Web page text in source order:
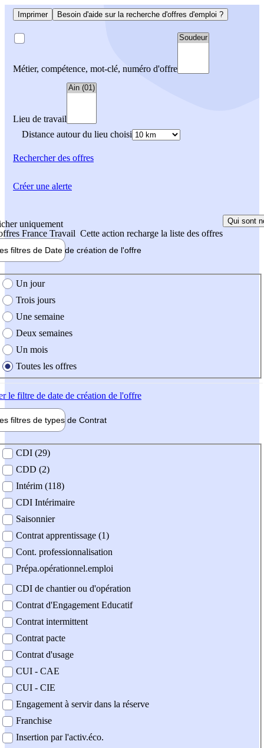
Imprimer Besoin d'aide sur la recherche d'offres d'emploi ?
Métier, compétence, mot-clé, numéro d'offre
Lieu de travail
Distance autour du lieu choisi
Rechercherdes offres
uniquement
France Travail Cette action recharge la liste des offres
Qui sont
filtres de Date de création de l'offre
création de l'offre
Un jour
Trois jours
Une semaine
Deux semaines
Un mois
Toutes les offres
le filtre de date de création de l'offre
filtres de types de Contrat
contrat
CDI (29)
CDD (2)
Intérim (118)
CDI Intérimaire
Saisonnier
Contrat apprentissage (1)
Cont. professionnalisation
Prépa.opérationnel.emploi
CDI de chantier ou d'opération
Contrat d'Engagement Educatif
Contrat intermittent
Contrat pacte
Contrat d'usage
CUI - CAE
CUI - CIE
Engagement à servir dans la réserve
Franchise
Insertion par l'activ.éco.
Créer une alerte